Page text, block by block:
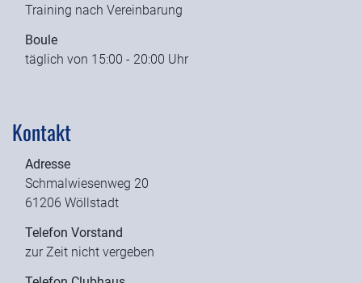
Training nach Vereinbarung
Boule
täglich von 15:00 - 20:00 Uhr
Kontakt
Adresse
Schmalwiesenweg 20
61206 Wöllstadt
Telefon Vorstand
zur Zeit nicht vergeben